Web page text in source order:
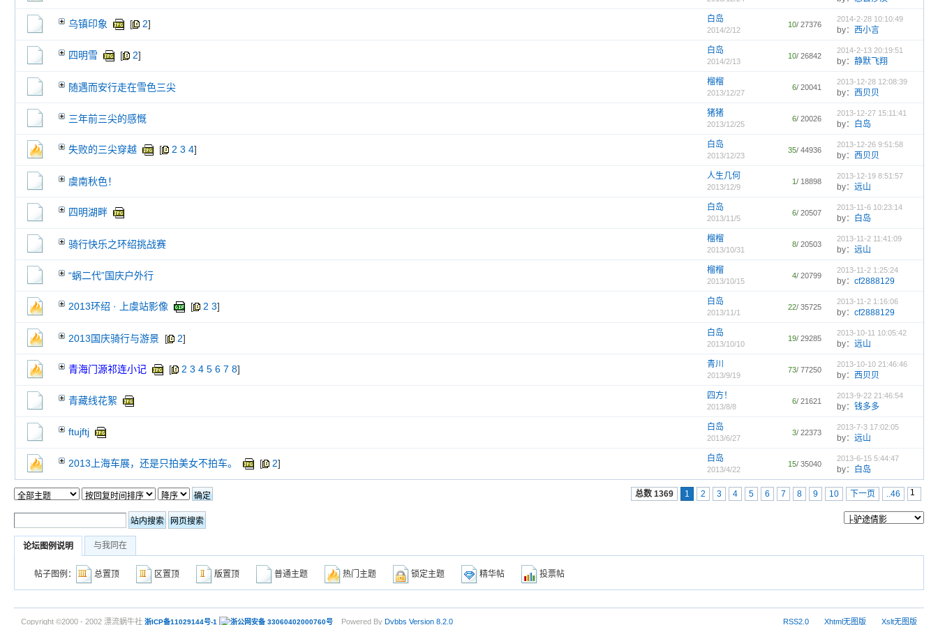
乌镇印象 [ 2] 白岛
2014/2/12
10/ 27376
2014-2-28 10:10:49
by： 西小言
四明雪 [ 2] 白岛
2014/2/13
10/ 26842
2014-2-13 20:19:51
by： 静默飞翔
随遇而安行走在雪色三尖 榴榴
2013/12/27
6/ 20041
2013-12-28 12:08:39
by： 西贝贝
三年前三尖的感慨 猪猪
2013/12/25
6/ 20026
2013-12-27 15:11:41
by： 白岛
失败的三尖穿越 [ 2 3 4] 白岛
2013/12/23
35/ 44936
2013-12-26 9:51:58
by： 西贝贝
虞南秋色！ 人生几何
2013/12/9
1/ 18898
2013-12-19 8:51:57
by： 远山
四明湖畔 白岛
2013/11/5
6/ 20507
2013-11-6 10:23:14
by： 白岛
骑行快乐之环绍挑战赛 榴榴
2013/10/31
8/ 20503
2013-11-2 11:41:09
by： 远山
“蜗二代”国庆户外行 榴榴
2013/10/15
4/ 20799
2013-11-2 1:25:24
by： cf2888129
2013环绍 · 上虞站影像 [ 2 3] 白岛
2013/11/1
22/ 35725
2013-11-2 1:16:06
by： cf2888129
2013国庆骑行与游景[ 2] 白岛
2013/10/10
19/ 29285
2013-10-11 10:05:42
by： 远山
青海门源祁连小记 [ 2 3 4 5 6 7 8] 青川
2013/9/19
73/ 77250
2013-10-10 21:46:46
by： 西贝贝
青藏线花絮 四方！
2013/8/8
6/ 21621
2013-9-22 21:46:54
by： 钱多多
ftujftj 白岛
2013/6/27
3/ 22373
2013-7-3 17:02:05
by： 远山
2013上海车展，还是只拍美女不拍车。 [ 2] 白岛
2013/4/22
15/ 35040
2013-6-15 5:44:47
by： 白岛
总数 1369 1 2 3 4 5 6 7 8 9 10 下一页 ..46
论坛图例说明 与我同在
帖子图例： 总置顶 区置顶 版置顶 普通主题 热门主题 锁定主题 精华帖 投票帖
RSS2.0 Xhtml无图版 Xslt无图版
Copyright ©2000 - 2002 漂流蜗牛社浙ICP备11029144号-1 浙公网安备 33060402000760号 Powered ByDvbbs Version 8.2.0